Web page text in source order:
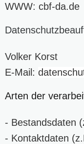
WWW: cbf-da.de
Volker Korst
E-Mail:
Arten der
- Bestandsdaten
- Kontaktdaten